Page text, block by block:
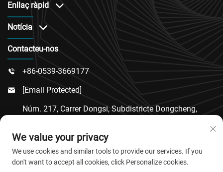
Enllaç ràpid
Notícia
Contacteu-nos
 +86-0539-3669177
 [email Protected]
Núm. 217, Carrer Dongsi, Subdistricte Dongcheng,
Shandong
We value your privacy
We use cookies and similar tools to provide our services. If you
don't want to accept all cookies, click Personalize cookies.